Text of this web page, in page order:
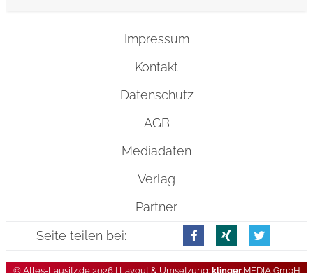
Impressum
Kontakt
Datenschutz
AGB
Mediadaten
Verlag
Partner
Seite teilen bei:
© Alles-Lausitz.de 2026 | Layout & Umsetzung: klinger.MEDIA GmbH